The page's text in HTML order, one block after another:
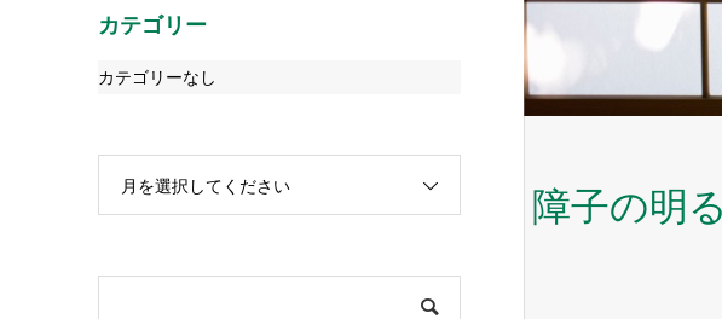
障子の明
カテゴリー
カテゴリーなし
月を選択してください